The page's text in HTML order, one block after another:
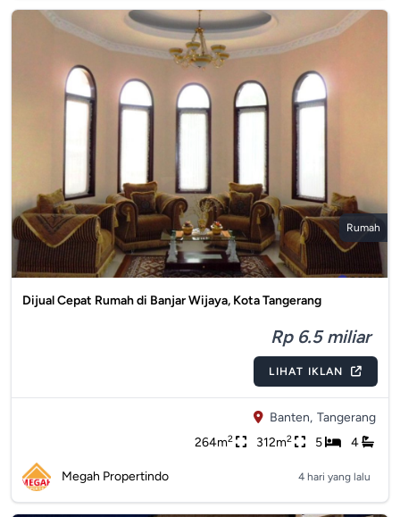
Rumah
Dijual Cepat Rumah di Banjar Wijaya, Kota Tangerang
Rp 6.5 miliar
LIHAT IKLAN
Banten, Tangerang
264m2 312m2 5 4
Megah Propertindo 4 hari yang lalu